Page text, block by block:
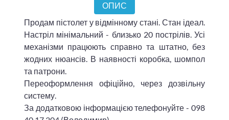
ОПИС
Продам пістолет у відмінному стані. Стан ідеал.
Настріл мінімальний - близько 20 пострілів. Усі
механізми працюють справно та штатно, без
жодних нюансів. В наявності коробка, шомпол
та патрони.
Переоформлення офіційно, через дозвільну
систему.
За додатковою інформацією телефонуйте - 098